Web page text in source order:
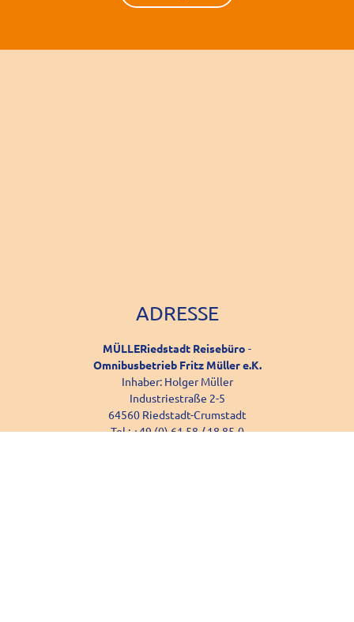
ADRESSE
MÜLLERiedstadt Reisebüro -
Omnibusbetrieb Fritz Müller e.K.
Inhaber: Holger Müller
Industriestraße 2-5
64560 Riedstadt-Crumstadt
Tel.: +49 (0) 61 58 / 18 85-0